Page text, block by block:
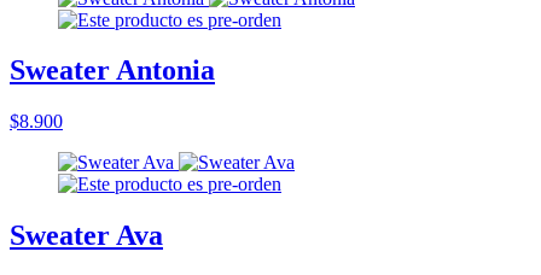
Sweater Antonia
$8.900
Sweater Ava